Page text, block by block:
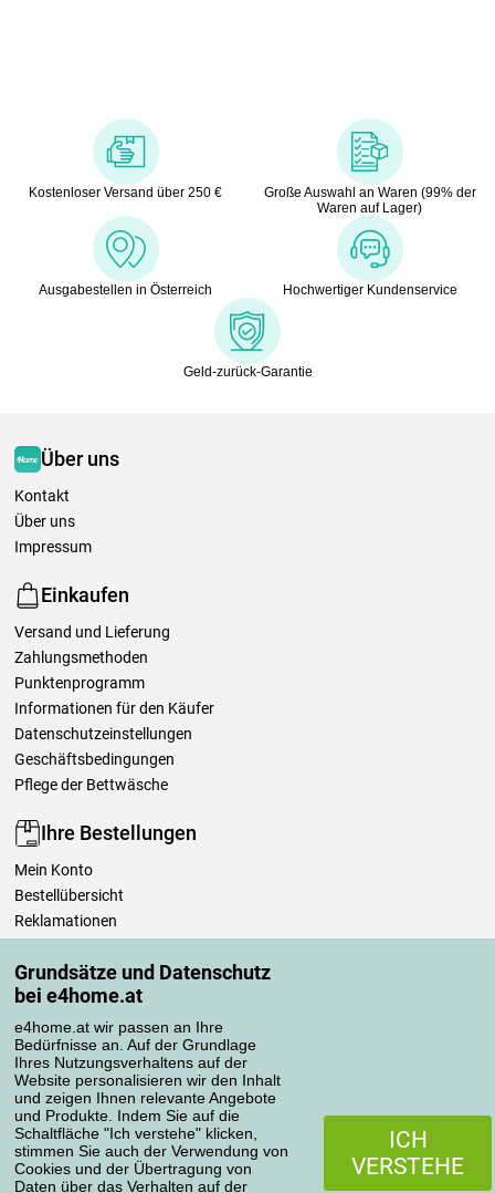
Grundsätze und Datenschutz
bei e4home.at
e4home.at wir passen an Ihre
Bedürfnisse an. Auf der Grundlage
Ihres Nutzungsverhaltens auf der
Website personalisieren wir den Inhalt
und zeigen Ihnen relevante Angebote
und Produkte. Indem Sie auf die
Schaltfläche "Ich verstehe" klicken,
stimmen Sie auch der Verwendung von
Cookies und der Übertragung von
Daten über das Verhalten auf der
ICH
VERSTEHE
Kostenloser Versand über 250 €
Große Auswahl an Waren (99% der
Waren auf Lager)
Ausgabestellen in Österreich Hochwertiger Kundenservice
Geld-zurück-Garantie
Über uns
Kontakt
Über uns
Impressum
Einkaufen
Versand und Lieferung
Zahlungsmethoden
Punktenprogramm
Informationen für den Käufer
Datenschutzeinstellungen
Geschäftsbedingungen
Pflege der Bettwäsche
Ihre Bestellungen
Mein Konto
Bestellübersicht
Reklamationen
Einfach mehr wissen
Richtlinien zur Verarbeitung von Bewertungen
Transportarten
Zahlungsmethoden